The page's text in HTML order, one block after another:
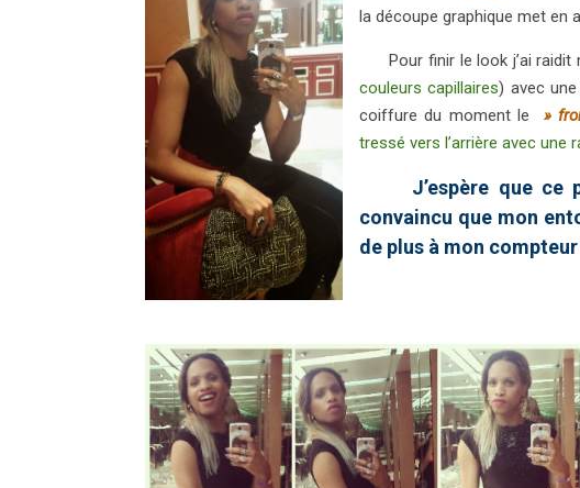
la découpe graphique met en
Pour finir le look j’ai raidit
couleurs capillaires) avec
coiffure du moment le
»
tressé vers l’arrière avec une
J’espère que ce
convaincu que mon
de plus à mon